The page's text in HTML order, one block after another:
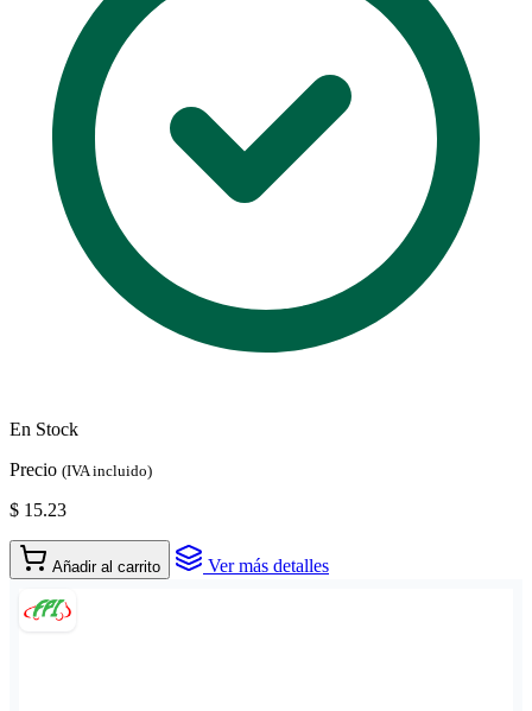
En Stock
Precio (IVA incluido)
$ 15.23
Añadir al carrito Ver más detalles